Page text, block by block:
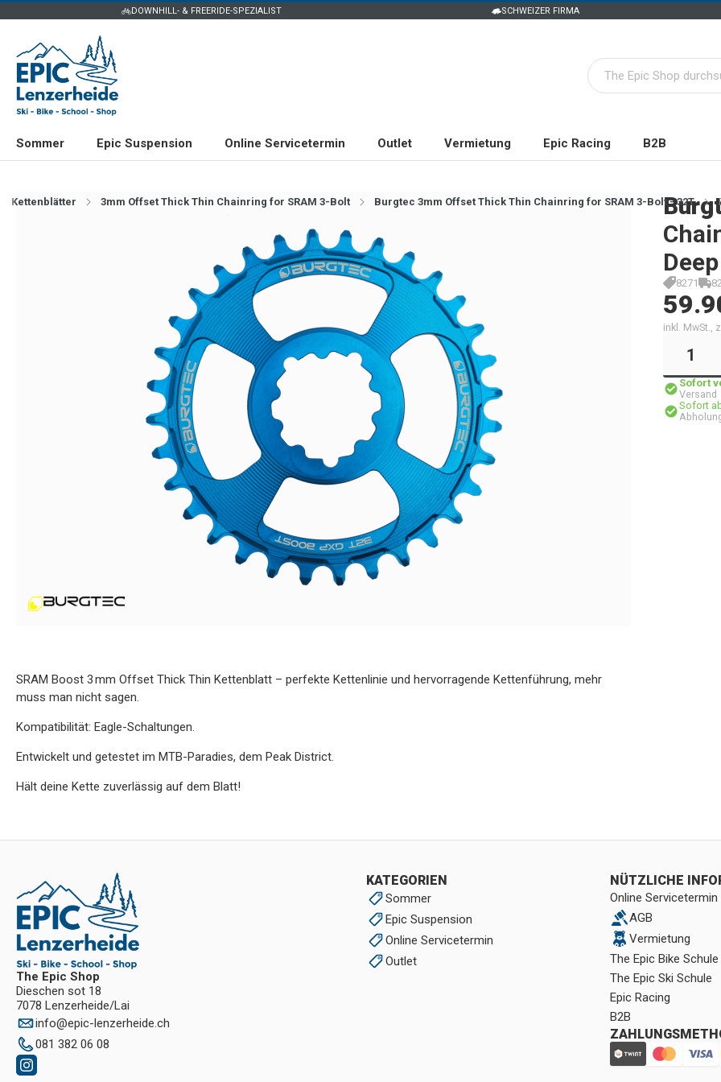
DOWNHILL- & FREERIDE-SPEZIALIST SCHWEIZER FIRMA
Sommer Epic Suspension Online Servicetermin Outlet Vermietung Epic Racing B2B
Kettenblätter 3mm Offset Thick Thin Chainring for SRAM 3-Bolt Burgtec 3mm Offset Thick Thin Chainring for SRAM 3-Bolt - 32T
8271
inkl. MwSt.,
Sofort
Versand
Sofort
SRAM Boost 3 mm Offset Thick Thin Kettenblatt – perfekte Kettenlinie und hervorragende Kettenführung, mehr
muss man nicht sagen.
Kompatibilität: Eagle-Schaltungen.
Entwickelt und getestet im MTB-Paradies, dem Peak District.
Hält deine Kette zuverlässig auf dem Blatt!
The Epic Shop
Dieschen sot 18
7078 Lenzerheide/Lai
info@epic-lenzerheide.ch
081 382 06 08
KATEGORIEN
Sommer
Epic Suspension
Online Servicetermin
Outlet
NÜTZLICHE
Online Servicetermin
AGB
Vermietung
The Epic Bike Schule
The Epic Ski Schule
Epic Racing
B2B